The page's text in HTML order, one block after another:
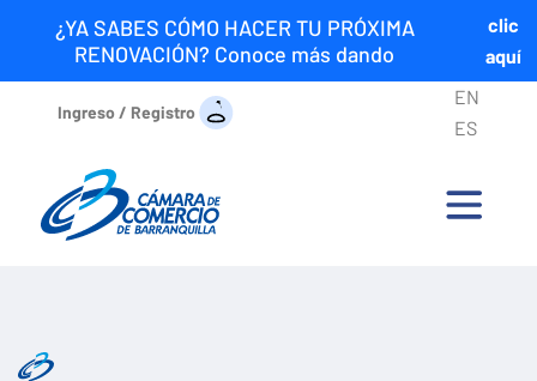
¿YA SABES CÓMO HACER TU PRÓXIMA
RENOVACIÓN? Conoce más dando
clic
aquí
Ingreso / Registro
EN
ES